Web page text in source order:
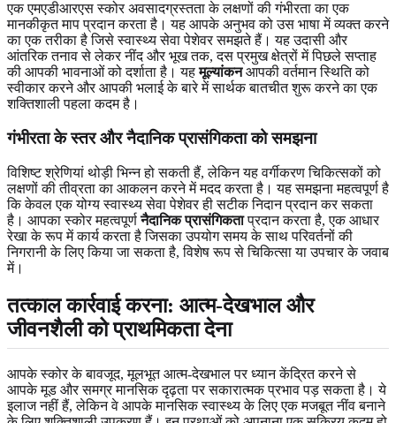
एक एमएडीआरएस स्कोर अवसादग्रस्तता के लक्षणों की गंभीरता का एक
मानकीकृत माप प्रदान करता है। यह आपके अनुभव को उस भाषा में व्यक्त करने
का एक तरीका है जिसे स्वास्थ्य सेवा पेशेवर समझते हैं। यह उदासी और
आंतरिक तनाव से लेकर नींद और भूख तक, दस प्रमुख क्षेत्रों में पिछले सप्ताह
की आपकी भावनाओं को दर्शाता है। यहमूल्यांकनआपकी वर्तमान स्थिति को
स्वीकार करने और आपकी भलाई के बारे में सार्थक बातचीत शुरू करने का एक
शक्तिशाली पहला कदम है।
गंभीरता के स्तर और नैदानिक प्रासंगिकता को समझना
विशिष्ट श्रेणियां थोड़ी भिन्न हो सकती हैं, लेकिन यह वर्गीकरण चिकित्सकों को
लक्षणों की तीव्रता का आकलन करने में मदद करता है। यह समझना महत्वपूर्ण है
कि केवल एक योग्य स्वास्थ्य सेवा पेशेवर ही सटीक निदान प्रदान कर सकता
है। आपका स्कोर महत्वपूर्णनैदानिक ​​प्रासंगिकताप्रदान करता है, एक आधार
रेखा के रूप में कार्य करता है जिसका उपयोग समय के साथ परिवर्तनों की
निगरानी के लिए किया जा सकता है, विशेष रूप से चिकित्सा या उपचार के जवाब
में।
तत्काल कार्रवाई करना: आत्म-देखभाल और
जीवनशैली को प्राथमिकता देना
आपके स्कोर के बावजूद, मूलभूत आत्म-देखभाल पर ध्यान केंद्रित करने से
आपके मूड और समग्र मानसिक दृढ़ता पर सकारात्मक प्रभाव पड़ सकता है। ये
इलाज नहीं हैं, लेकिन वे आपके मानसिक स्वास्थ्य के लिए एक मजबूत नींव बनाने